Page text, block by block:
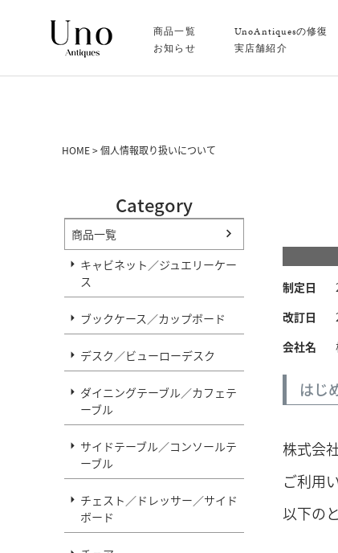
商品一覧 UnoAntiquesの修復
お知らせ
実店舗紹介
HOME 個人情報取り扱いについて
Category
商品一覧
キャビネット／ジュエリーケー
ス
ブックケース／カップボード
デスク／ビューローデスク
ダイニングテーブル／カフェテ
ーブル
サイドテーブル／コンソールテ
ーブル
チェスト／ドレッサー／サイド
ボード
制定日
改訂日
会社名
はじ
株式会
ご利用
以下の